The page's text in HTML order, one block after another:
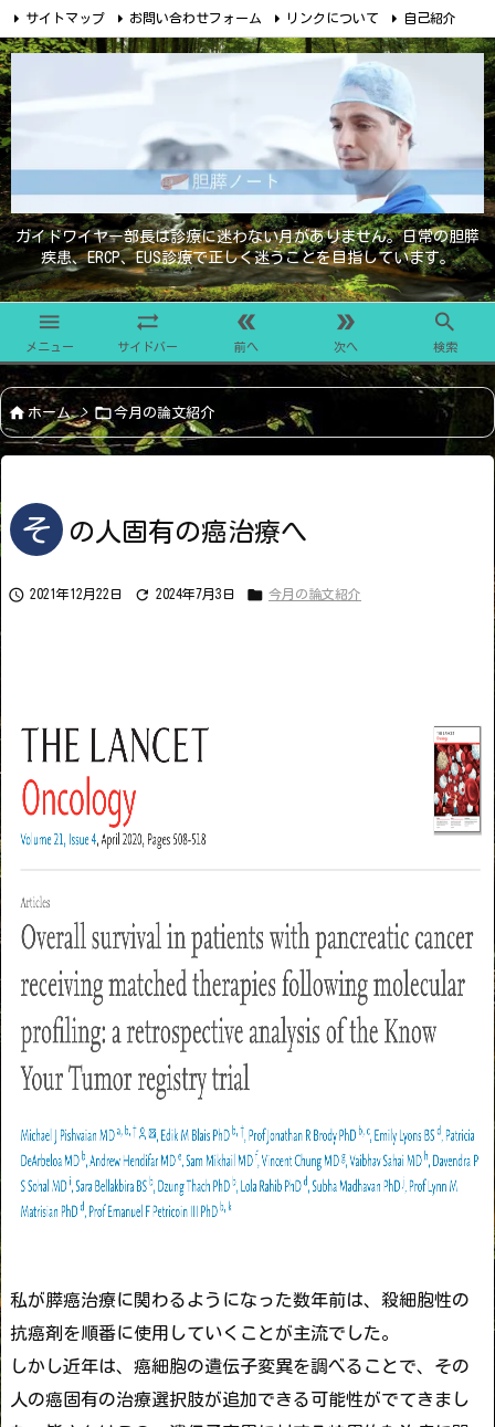
ガイドワイヤー部長は診療に迷わない月がありません。日常の胆膵
疾患、ERCP、EUS診療で正しく迷うことを目指しています。

メニュー

サイドバー

前へ

次へ

検索
サイトマップ お問い合わせフォーム リンクについて 自己紹介

ホーム > 今月の論文紹介
そ の人固有の癌治療へ
 2021年12月22日  2024年7月3日  今月の論文紹介
私が膵癌治療に関わるようになった数年前は、殺細胞性の
抗癌剤を順番に使用していくことが主流でした。
しかし近年は、癌細胞の遺伝子変異を調べることで、その
人の癌固有の治療選択肢が追加できる可能性がでてきまし